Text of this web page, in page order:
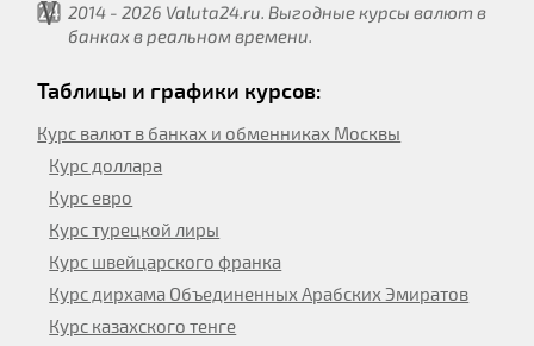
2014 - 2026 Valuta24.ru. Выгодные курсы валют в
банках в реальном времени.
Таблицы и графики курсов:
Курс валют в банках и обменниках Москвы
Курс доллара
Курс евро
Курс турецкой лиры
Курс швейцарского франка
Курс дирхама Объединенных Арабских Эмиратов
Курс казахского тенге